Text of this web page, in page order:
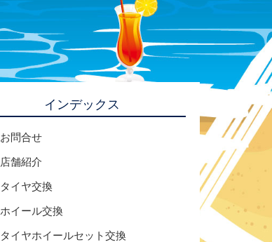
インデックス
お問合せ
店舗紹介
タイヤ交換
ホイール交換
タイヤホイールセット交換